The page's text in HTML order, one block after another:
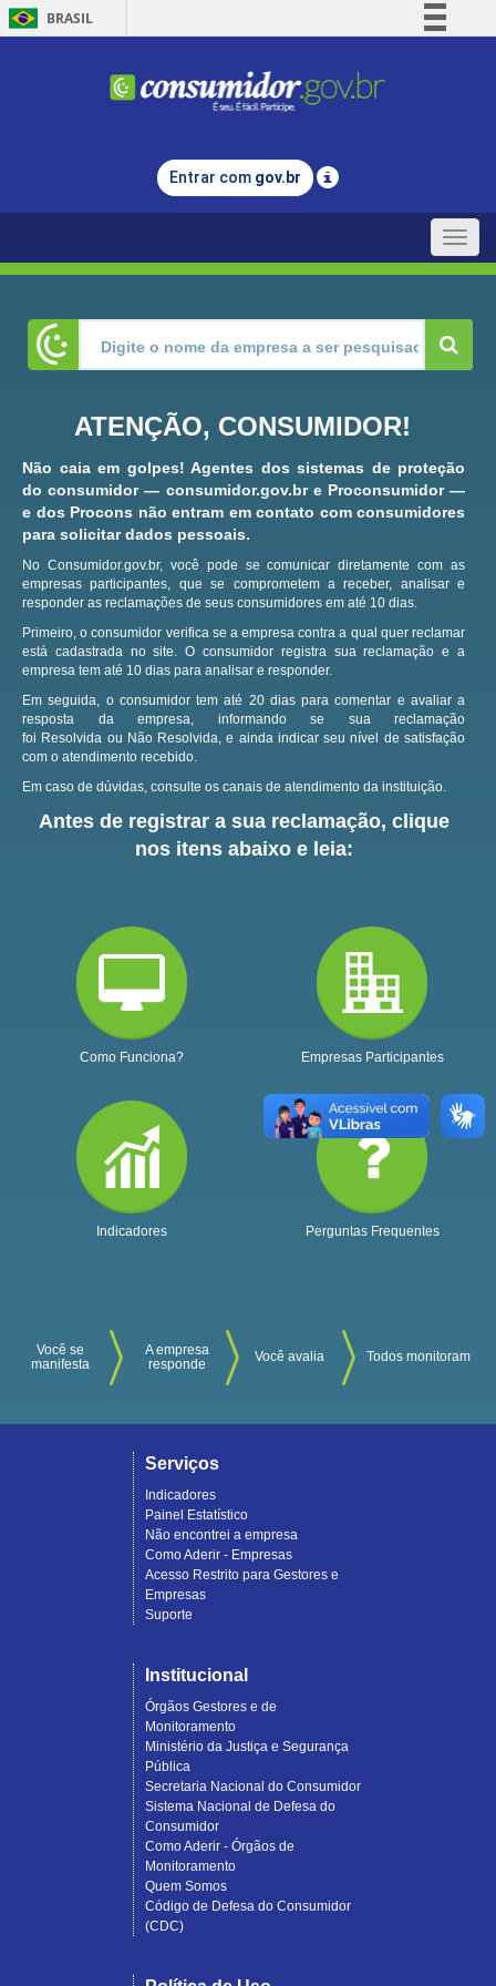
BRASIL
Comunica BR
Legislação
Entrar com gov.br
Toggle
ATENÇÃO, CONSUMIDOR!
Não caia em golpes! Agentes dos sistemas de proteção
do consumidor — consumidor.gov.br e Proconsumidor —
e dos Procons não entram em contato com consumidores
para solicitar dados pessoais.
No Consumidor.gov.br, você pode se comunicar diretamente com as
empresas participantes, que se comprometem a receber, analisar e
responder as reclamações de seus consumidores em até 10 dias.
Primeiro, o consumidor verifica se a empresa contra a qual quer reclamar
está cadastrada no site.O consumidor registra sua reclamação e a
empresa tem até 10 dias para analisar e responder.
Em seguida, o consumidor tem até 20 dias para comentar e avaliar a
resposta da empresa, informando se sua reclamação
foi Resolvida ou Não Resolvida, e ainda indicar seu nível de satisfação
com o atendimento recebido.
Em caso de dúvidas, consulte os canais de atendimento da instituição.
Antes de registrar a sua reclamação, clique
nos itens abaixo e leia:
Como Funciona? Empresas Participantes
Indicadores Perguntas Frequentes
Você se
manifesta
A empresa
responde
Você avalia Todos monitoram
Serviços
Indicadores
Painel Estatístico
Não encontrei a empresa
Como Aderir - Empresas
Acesso Restrito para Gestores e
Empresas
Suporte
Institucional
Órgãos Gestores e de
Monitoramento
Ministério da Justiça e Segurança
Pública
Secretaria Nacional do Consumidor
Sistema Nacional de Defesa do
Consumidor
Como Aderir - Órgãos de
Monitoramento
Quem Somos
Código de Defesa do Consumidor
(CDC)